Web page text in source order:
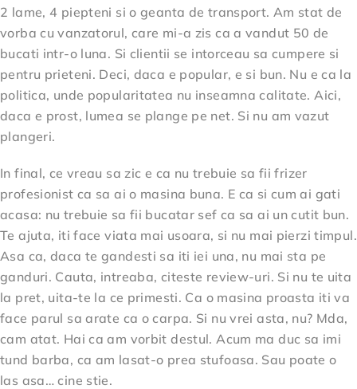
2 lame, 4 piepteni si o geanta de transport. Am stat de
vorba cu vanzatorul, care mi-a zis ca a vandut 50 de
bucati intr-o luna. Si clientii se intorceau sa cumpere si
pentru prieteni. Deci, daca e popular, e si bun. Nu e ca la
politica, unde popularitatea nu inseamna calitate. Aici,
daca e prost, lumea se plange pe net. Si nu am vazut
plangeri.
In final, ce vreau sa zic e ca nu trebuie sa fii frizer
profesionist ca sa ai o masina buna. E ca si cum ai gati
acasa: nu trebuie sa fii bucatar sef ca sa ai un cutit bun.
Te ajuta, iti face viata mai usoara, si nu mai pierzi timpul.
Asa ca, daca te gandesti sa iti iei una, nu mai sta pe
ganduri. Cauta, intreaba, citeste review-uri. Si nu te uita
la pret, uita-te la ce primesti. Ca o masina proasta iti va
face parul sa arate ca o carpa. Si nu vrei asta, nu? Mda,
cam atat. Hai ca am vorbit destul. Acum ma duc sa imi
tund barba, ca am lasat-o prea stufoasa. Sau poate o
las asa… cine stie.